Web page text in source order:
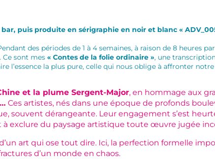
puis produite en sérigraphie en noir et blanc «
des périodes de 1 à 4 semaines, à raison de 8 heures
Ce sont mes« Contes de la folie ordinaire », une
l’essence la plus pure, celle qui nous oblige à affronter
et la plume Sergent-Major, en hommage aux
Ces artistes, nés dans une époque de profonds
souvent dérangeante. Leur engagement s’est
à exclure du paysage artistique toute œuvre jugée
art qui ose tout dire. Ici, la perfection formelle
d’un monde en chaos.